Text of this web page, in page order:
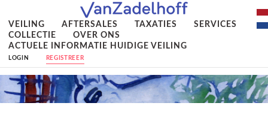
VEILING AFTERSALES TAXATIES
SERVICES
COLLECTIE
OVER ONS
ACTUELE INFORMATIE HUIDIGE VEILING
LOGIN REGISTREER